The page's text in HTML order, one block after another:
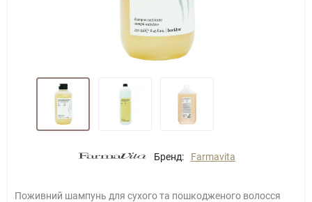
Бренд: Farmavita
Поживний шампунь для сухого та пошкодженого волосся